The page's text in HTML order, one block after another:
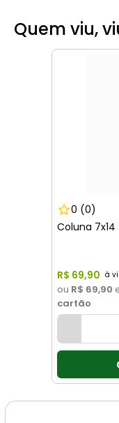
Quem viu,
0 (0)
Coluna
R$ 69,90
ou R$ 69,90
cartão